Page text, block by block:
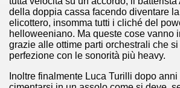
della doppia cassa facendo diventare
elicottero, insomma tutti i cliché del
helloweeniano. Ma queste cose vanno
grazie alle ottime parti orchestrali che
perfezione con le sonorità più heavy.
Inoltre finalmente Luca Turilli dopo
e suspense a cui fa da sfondo il
e suspense a cui fa da sfondo il
Se Ti Piacciono nel mese di